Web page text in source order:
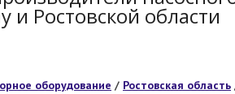
и Ростовской области
оборудование / Ростовская область